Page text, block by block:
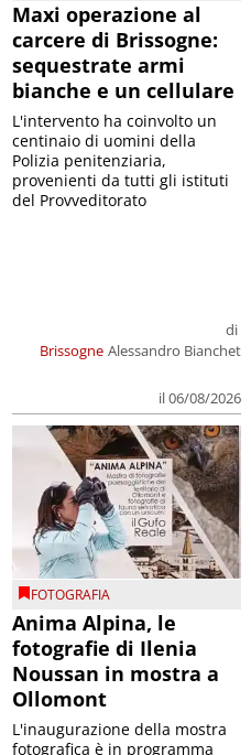
Maxi operazione al
carcere di Brissogne:
sequestrate armi
bianche e un cellulare
Brissogne
di
Alessandro Bianchet
il 06/08/2026
L'intervento ha coinvolto un
centinaio di uomini della
Polizia penitenziaria,
provenienti da tutti gli istituti
del Provveditorato
FOTOGRAFIA
Anima Alpina, le
fotografie di Ilenia
Noussan in mostra a
Ollomont
L'inaugurazione della mostra
fotografica è in programma